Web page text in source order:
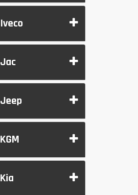
Iveco
Jac
Jeep
KGM
Kia